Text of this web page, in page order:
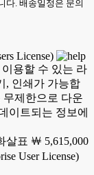
다. 배송일정은 문의
License)
용할 수 있는 라
, 인쇄가 가능합
무제한으로 다운
이트되는 정보에
￦ 5,615,000
User License)